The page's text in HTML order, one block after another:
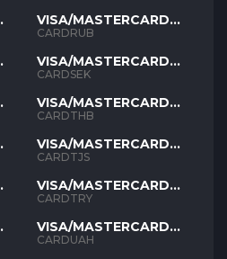
VISA/MASTERCARD
RUB
CARDRUB
VISA/MASTERCARD
SEK
CARDSEK
VISA/MASTERCARD
THB
CARDTHB
VISA/MASTERCARD
TJS
CARDTJS
VISA/MASTERCARD
TYR
CARDTRY
VISA/MASTERCARD
UAH
CARDUAH